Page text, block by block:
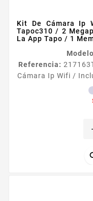
Kit De Cámara Ip
Tapoc310 / 2
La App Tapo / 1
Referencia: 217163
Cámara Ip Wifi /
Megapixel / Audio
TAPOC310 1